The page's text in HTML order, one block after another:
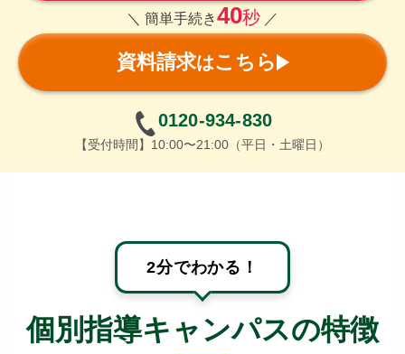
＼ 簡単手続き40秒 ／
資料請求はこちら
0120-934-830
【受付時間】10:00〜21:00（平日・土曜日）
2分でわかる！
個別指導キャンパスの特徴